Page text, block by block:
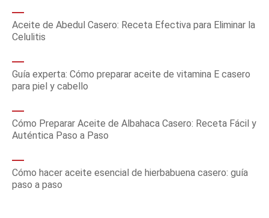
Aceite de Abedul Casero: Receta Efectiva para Eliminar la
Celulitis
Guía experta: Cómo preparar aceite de vitamina E casero
para piel y cabello
Cómo Preparar Aceite de Albahaca Casero: Receta Fácil y
Auténtica Paso a Paso
Cómo hacer aceite esencial de hierbabuena casero: guía
paso a paso